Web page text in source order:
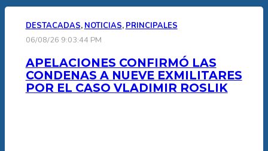
DESTACADAS, NOTICIAS, PRINCIPALES
06/08/26 9:03:44 PM
APELACIONES CONFIRMÓ LAS
CONDENAS A NUEVE EXMILITARES
POR EL CASO VLADIMIR ROSLIK